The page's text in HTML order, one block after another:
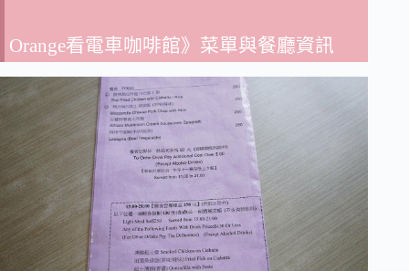
Orange看電車咖啡館》菜單與餐廳資訊